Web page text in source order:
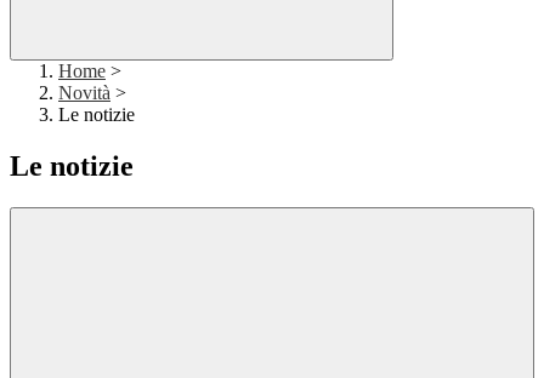
Home >
Novità >
Le notizie
Le notizie